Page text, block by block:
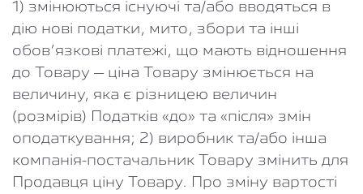
1) змінюються існуючі та/або вводяться в
дію нові податки, мито, збори та інші
обов’язкові платежі, що мають відношення
до Товару – ціна Товару змінюється на
величину, яка є різницею величин
(розмірів) Податків «до» та «після» змін
оподаткування; 2) виробник та/або інша
компанія-постачальник Товару змінить для
Продавця ціну Товару. Про зміну вартості